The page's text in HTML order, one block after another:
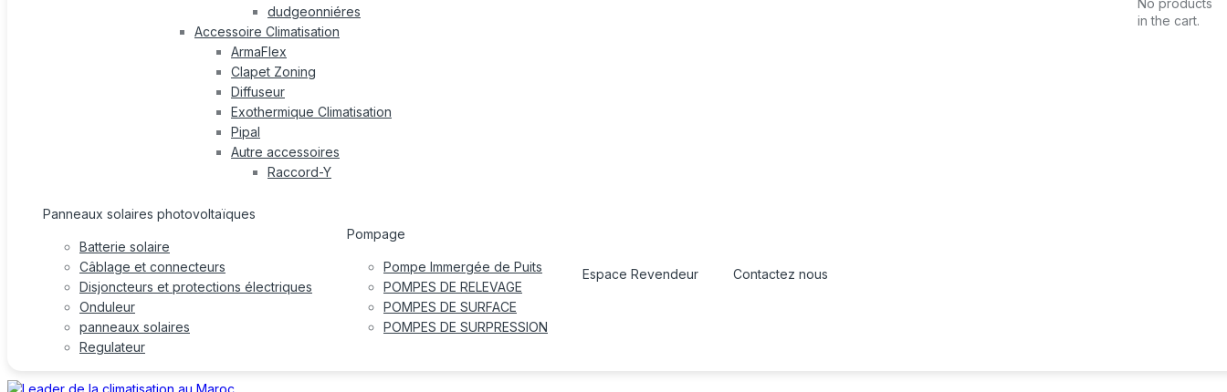
dudgeonniéres
Accessoire Climatisation
ArmaFlex
Clapet Zoning
Diffuseur
Exothermique Climatisation
Pipal
Autre accessoires
Raccord-Y
Panneaux solaires photovoltaïques
Batterie solaire
Câblage et connecteurs
Disjoncteurs et protections électriques
Onduleur
panneaux solaires
Regulateur
Pompage
Pompe Immergée de Puits
POMPES DE RELEVAGE
POMPES DE SURFACE
POMPES DE SURPRESSION
Espace Revendeur Contactez nous
No products
in the cart.